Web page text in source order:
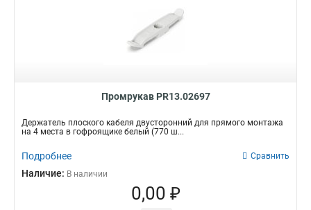
Промрукав PR13.02697
Держатель плоского кабеля двусторонний для прямого монтажа
на 4 места в гофроящике белый (770 ш...
Подробнее Сравнить
Наличие: В наличии
0,00 ₽